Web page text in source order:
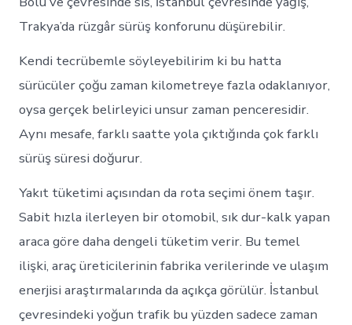
Trakya’da rüzgâr sürüş konforunu düşürebilir.
Kendi tecrübemle söyleyebilirim ki bu hatta
sürücüler çoğu zaman kilometreye fazla odaklanıyor,
oysa gerçek belirleyici unsur zaman penceresidir.
Aynı mesafe, farklı saatte yola çıktığında çok farklı
sürüş süresi doğurur.
Yakıt tüketimi açısından da rota seçimi önem taşır.
Sabit hızla ilerleyen bir otomobil, sık dur-kalk yapan
araca göre daha dengeli tüketim verir. Bu temel
ilişki, araç üreticilerinin fabrika verilerinde ve ulaşım
enerjisi araştırmalarında da açıkça görülür. İstanbul
çevresindeki yoğun trafik bu yüzden sadece zaman